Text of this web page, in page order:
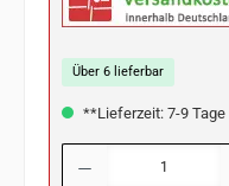
Über 6 lieferbar
**Lieferzeit: 7-9 Tage
Produkt Anzahl: Gib den